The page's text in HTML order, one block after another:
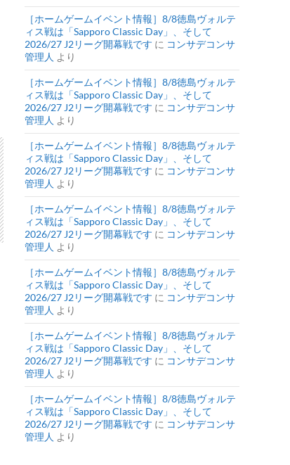
［ホームゲームイベント情報］8/8徳島ヴォルテ
ィス戦は「Sapporo Classic Day」、そして
2026/27 J2リーグ開幕戦です に コンサデコンサ
管理人 より
［ホームゲームイベント情報］8/8徳島ヴォルテ
ィス戦は「Sapporo Classic Day」、そして
2026/27 J2リーグ開幕戦です に コンサデコンサ
管理人 より
［ホームゲームイベント情報］8/8徳島ヴォルテ
ィス戦は「Sapporo Classic Day」、そして
2026/27 J2リーグ開幕戦です に コンサデコンサ
管理人 より
［ホームゲームイベント情報］8/8徳島ヴォルテ
ィス戦は「Sapporo Classic Day」、そして
2026/27 J2リーグ開幕戦です に コンサデコンサ
管理人 より
［ホームゲームイベント情報］8/8徳島ヴォルテ
ィス戦は「Sapporo Classic Day」、そして
2026/27 J2リーグ開幕戦です に コンサデコンサ
管理人 より
［ホームゲームイベント情報］8/8徳島ヴォルテ
ィス戦は「Sapporo Classic Day」、そして
2026/27 J2リーグ開幕戦です に コンサデコンサ
管理人 より
［ホームゲームイベント情報］8/8徳島ヴォルテ
ィス戦は「Sapporo Classic Day」、そして
2026/27 J2リーグ開幕戦です に コンサデコンサ
管理人 より